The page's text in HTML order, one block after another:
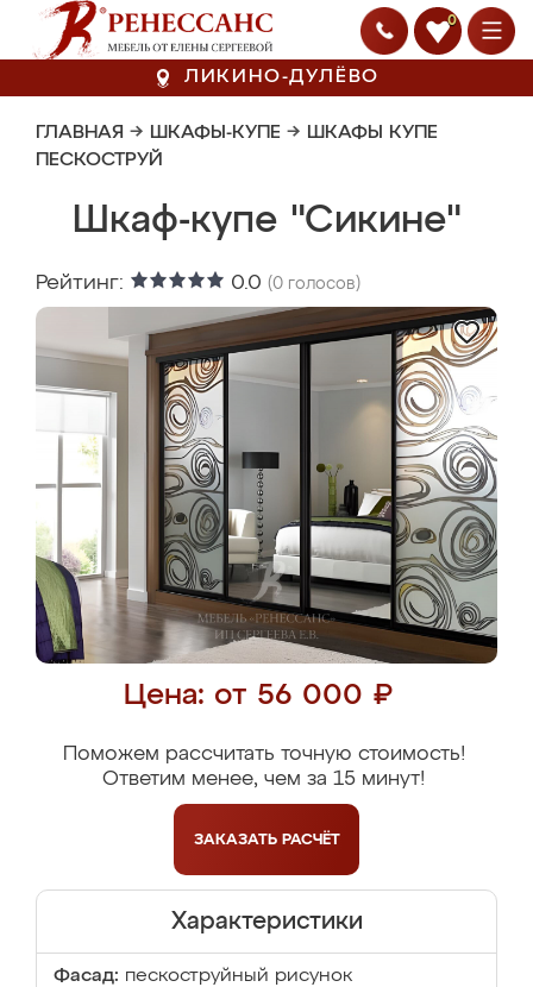
0
ЛИКИНО-ДУЛЁВО
ГЛАВНАЯ → ШКАФЫ-КУПЕ → ШКАФЫ КУПЕ
ПЕСКОСТРУЙ
Шкаф-купе "Сикине"
Рейтинг: 0.0 (0 голосов)
Цена: от 56 000 ₽
Поможем рассчитать точную стоимость!
Ответим менее, чем за 15 минут!
ЗАКАЗАТЬ РАСЧЁТ
Характеристики
Фасад: пескоструйный рисунок